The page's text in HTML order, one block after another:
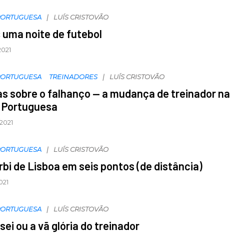
LUÍS CRISTOVÃO
uma noite de futebol
TREINADORES LUÍS CRISTOVÃO
sobre o falhanço — a mudança de treinador na
LUÍS CRISTOVÃO
de Lisboa em seis pontos (de distância)
LUÍS CRISTOVÃO
ou a vã glória do treinador